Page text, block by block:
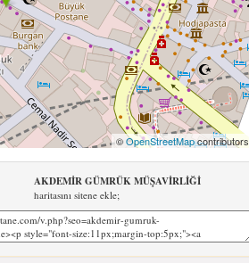
©OpenStreetMapcontributors
AKDEMİR GÜMRÜK MÜŞAVİRLİĞİ
haritasını sitene ekle;